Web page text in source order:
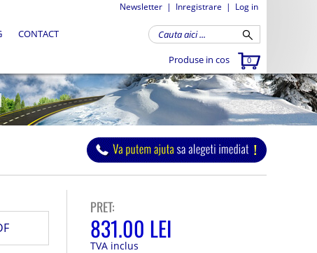
Newsletter | Inregistrare | Log in
Produse in cos 0
CONTACT
PRET:
831.00 LEI
TVA inclus